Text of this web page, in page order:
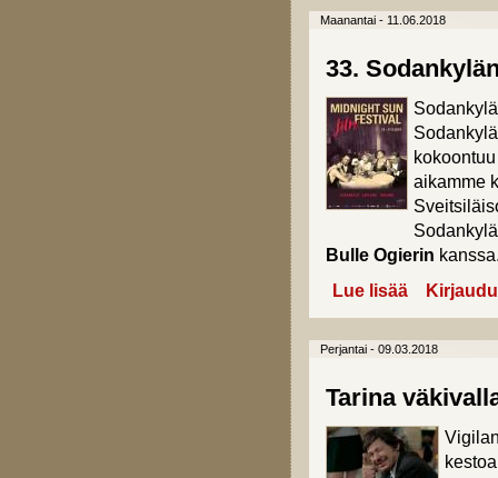
Maanantai - 11.06.2018
33.
aikamme
Bulle Ogierin
Lue lisää about 33.
Perjantai - 09.03.2018
Tarina